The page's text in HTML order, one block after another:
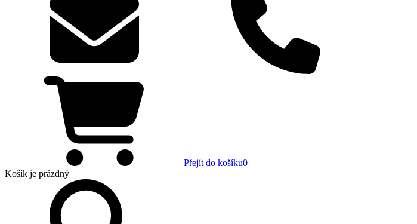
Přejít do košíku0
Košík je prázdný